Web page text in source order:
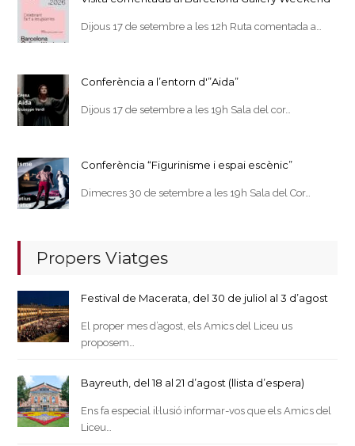
Dijous 17 de setembre a les 12h Ruta comentada a…
Conferència a l’entorn d'”Aida”
Dijous 17 de setembre a les 19h Sala del cor…
Conferència “Figurinisme i espai escènic”
Dimecres 30 de setembre a les 19h Sala del Cor…
Propers Viatges
Festival de Macerata, del 30 de juliol al 3 d’agost
El proper mes d’agost, els Amics del Liceu us
proposem…
Bayreuth, del 18 al 21 d’agost (llista d’espera)
Ens fa especial il·lusió informar-vos que els Amics del
Liceu…